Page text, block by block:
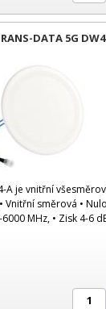
DATA 5G
A je vnitřní
Vnitřní směrová •
MHz, • Zisk 4-6